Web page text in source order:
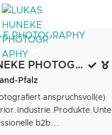
LUKAS HUNEKE PHOTOGRAPHY
Pfalz
anspruchsvoll(e)
b2b...